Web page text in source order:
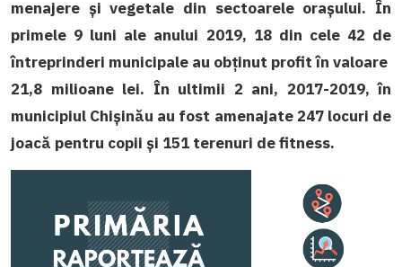
menajere și vegetale din sectoarele orașului. În
primele 9 luni ale anului 2019, 18 din cele 42 de
întreprinderi municipale au obținut profit în valoare
21,8 milioane lei. În ultimii 2 ani, 2017-2019, în
municipiul Chișinău au fost amenajate 247 locuri de
joacă pentru copii și 151 terenuri de fitness.